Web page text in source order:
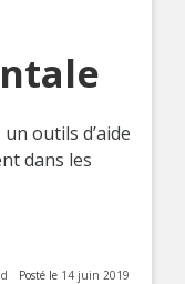
outils d’aide
dans les
Posté le 14 juin 2019